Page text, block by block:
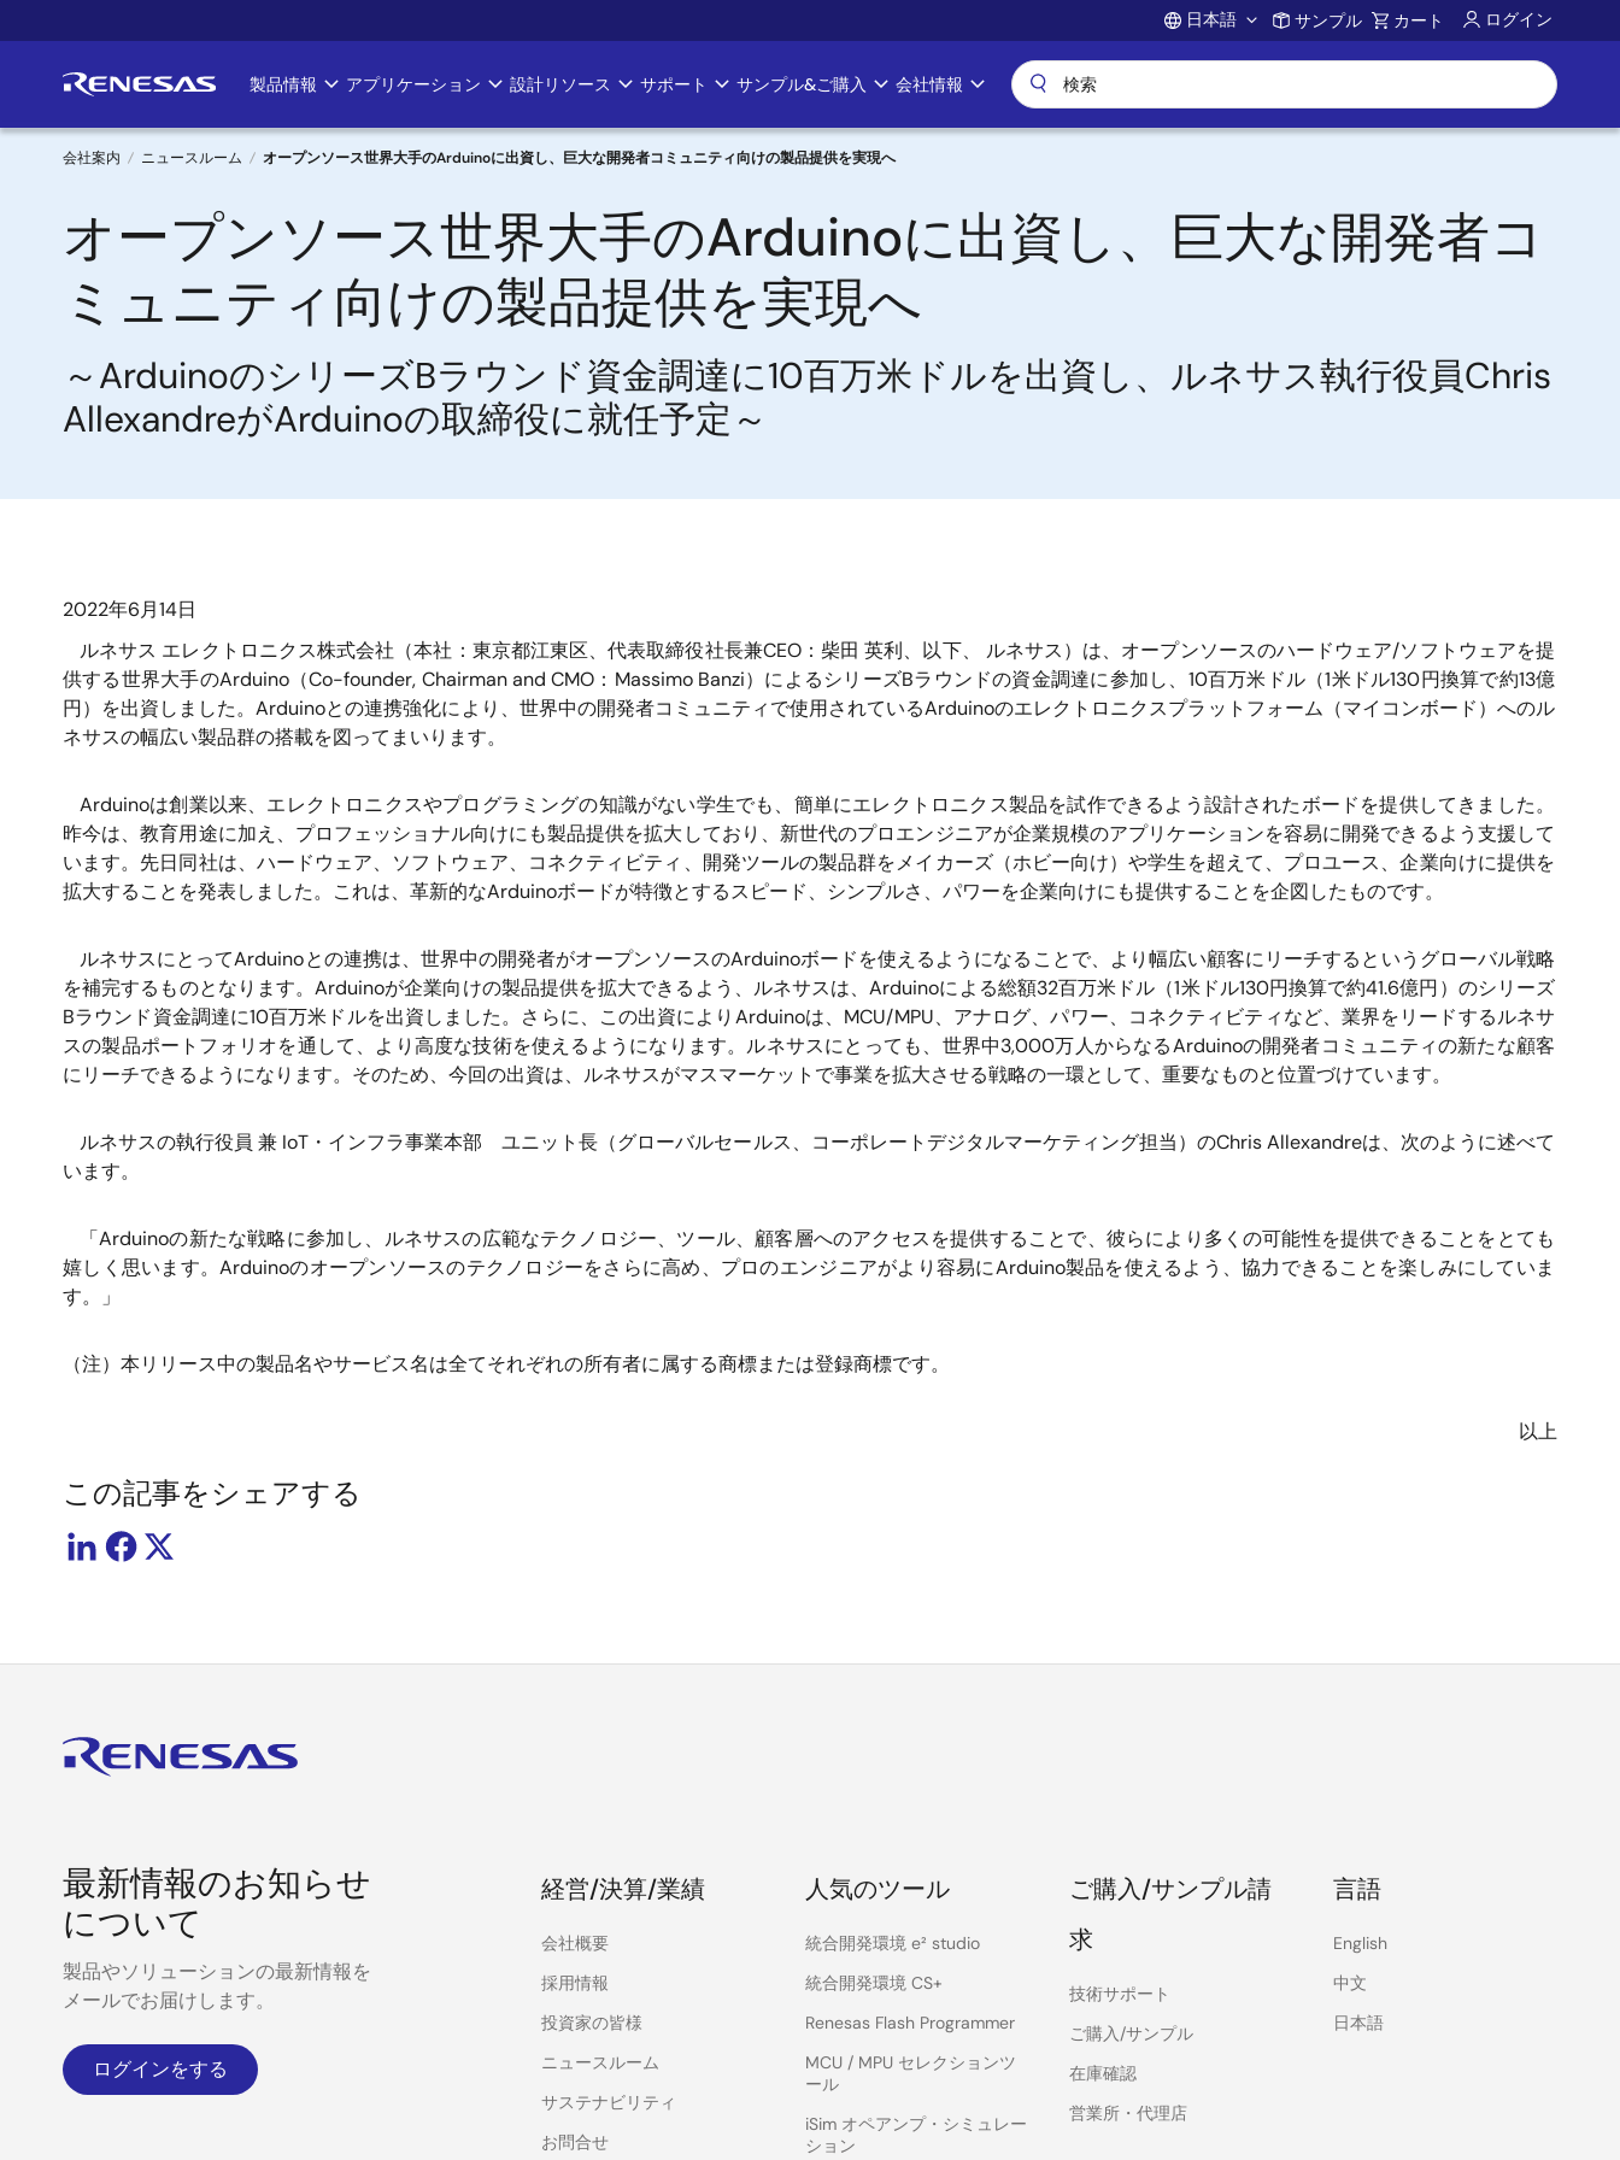
イ
ン
Account
日本語 サンプル カート ログイン
Main
navigation
製品情報 アプリケーション 設計リソース サポート サンプル&ご購入 会社情報
パ
ン
く
ず
会社案内 ニュースルーム オープンソース世界大手のArduinoに出資し、巨大な開発者コミュニティ向けの製品提供を実現へ
オープンソース世界大手のArduinoに出資し、巨大な開発者コ
ミュニティ向けの製品提供を実現へ
～ArduinoのシリーズBラウンド資金調達に10百万米ドルを出資し、ルネサス執行役員Chris
AllexandreがArduinoの取締役に就任予定～
2022年6月14日
ルネサス エレクトロニクス株式会社（本社：東京都江東区、代表取締役社長兼CEO：柴田 英利、以下、 ルネサス）は、オープンソースのハードウェア/ソフトウェアを提
供する世界大手のArduino（Co-founder, Chairman and CMO：Massimo Banzi）によるシリーズBラウンドの資金調達に参加し、10百万米ドル（1米ドル130円換算で約13億
円）を出資しました。Arduinoとの連携強化により、世界中の開発者コミュニティで使用されているArduinoのエレクトロニクスプラットフォーム（マイコンボード）へのル
ネサスの幅広い製品群の搭載を図ってまいります。
Arduinoは創業以来、エレクトロニクスやプログラミングの知識がない学生でも、簡単にエレクトロニクス製品を試作できるよう設計されたボードを提供してきました。
昨今は、教育用途に加え、プロフェッショナル向けにも製品提供を拡大しており、新世代のプロエンジニアが企業規模のアプリケーションを容易に開発できるよう支援して
います。先日同社は、ハードウェア、ソフトウェア、コネクティビティ、開発ツールの製品群をメイカーズ（ホビー向け）や学生を超えて、プロユース、企業向けに提供を
拡大することを発表しました。これは、革新的なArduinoボードが特徴とするスピード、シンプルさ、パワーを企業向けにも提供することを企図したものです。
ルネサスにとってArduinoとの連携は、世界中の開発者がオープンソースのArduinoボードを使えるようになることで、より幅広い顧客にリーチするというグローバル戦略
を補完するものとなります。Arduinoが企業向けの製品提供を拡大できるよう、ルネサスは、Arduinoによる総額32百万米ドル（1米ドル130円換算で約41.6億円）のシリーズ
Bラウンド資金調達に10百万米ドルを出資しました。さらに、この出資によりArduinoは、MCU/MPU、アナログ、パワー、コネクティビティなど、業界をリードするルネサ
スの製品ポートフォリオを通して、より高度な技術を使えるようになります。ルネサスにとっても、世界中3,000万人からなるArduinoの開発者コミュニティの新たな顧客
にリーチできるようになります。そのため、今回の出資は、ルネサスがマスマーケットで事業を拡大させる戦略の一環として、重要なものと位置づけています。
ルネサスの執行役員 兼 IoT・インフラ事業本部 ユニット長（グローバルセールス、コーポレートデジタルマーケティング担当）のChris Allexandreは、次のように述べて
います。
「Arduinoの新たな戦略に参加し、ルネサスの広範なテクノロジー、ツール、顧客層へのアクセスを提供することで、彼らにより多くの可能性を提供できることをとても
嬉しく思います。Arduinoのオープンソースのテクノロジーをさらに高め、プロのエンジニアがより容易にArduino製品を使えるよう、協力できることを楽しみにしていま
す。」
（注）本リリース中の製品名やサービス名は全てそれぞれの所有者に属する商標または登録商標です。
以上
この記事をシェアする
最新情報のお知らせ
について
製品やソリューションの最新情報を
メールでお届けします。
ログインをする
経営/決算/業績
会社概要
採用情報
投資家の皆様
ニュースルーム
サステナビリティ
お問合せ
人気のツール
統合開発環境 e² studio
統合開発環境 CS+
Renesas Flash Programmer
MCU / MPU セレクションツ
ール
iSim オペアンプ・シミュレー
ション
ご購入/サンプル請
求
技術サポート
ご購入/サンプル
在庫確認
営業所・代理店
言語
English
中文
日本語